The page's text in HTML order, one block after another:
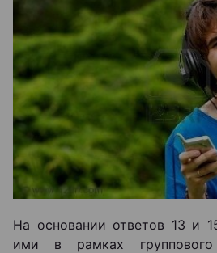
На основании ответов 13 и
ими в рамках